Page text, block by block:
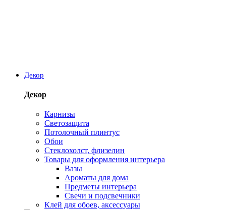
Декор
Декор
Карнизы
Светозащита
Потолочный плинтус
Обои
Стеклохолст, флизелин
Товары для оформления интерьера
Вазы
Ароматы для дома
Предметы интерьера
Свечи и подсвечники
Клей для обоев, аксессуары